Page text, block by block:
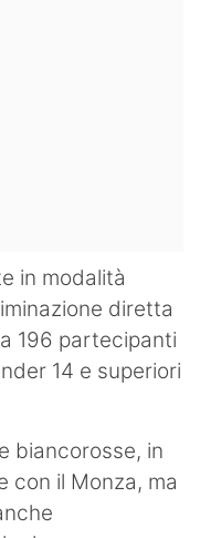
in modalità
diretta
196 partecipanti
14 e superiori
biancorosse, in
con il Monza, ma